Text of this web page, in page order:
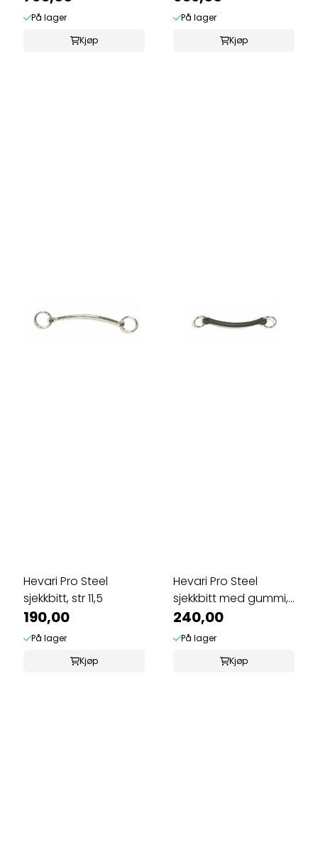
På lager
Kjøp
På lager
Kjøp
Hevari Pro Steel
sjekkbitt, str 11,5
190,00
På lager
Kjøp
Hevari Pro Steel
sjekkbitt med gummi,
str 11,5
240,00
På lager
Kjøp